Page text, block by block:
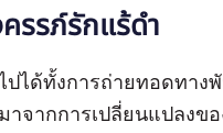
รรภ์รักแร้ดำ
ปได้ทั้งการถ่ายทอดทา
าจากการเปลี่ยนแปลง